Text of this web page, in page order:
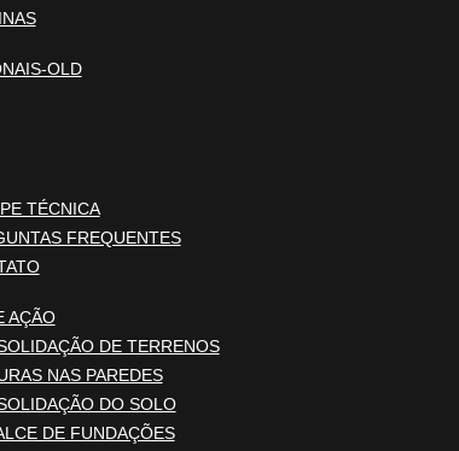
OLD
TÉCNICA
FREQUENTES
AÇÃO
DE TERRENOS
NAS PAREDES
DO SOLO
DE FUNDAÇÕES